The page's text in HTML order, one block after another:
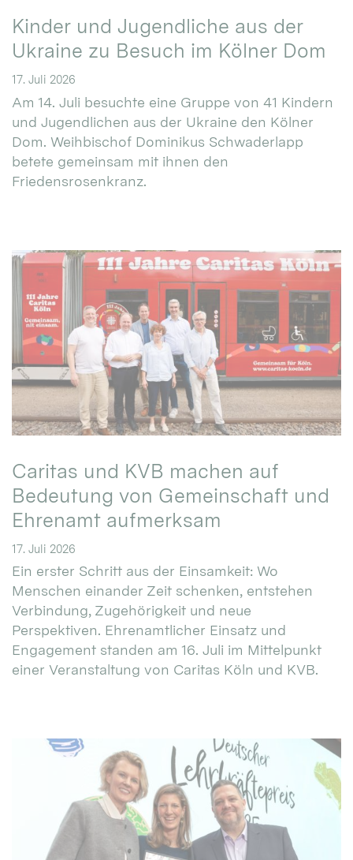
Kinder und Jugendliche aus der
Ukraine zu Besuch im Kölner Dom
17. Juli 2026
Am 14. Juli besuchte eine Gruppe von 41 Kindern
und Jugendlichen aus der Ukraine den Kölner
Dom. Weihbischof Dominikus Schwaderlapp
betete gemeinsam mit ihnen den
Friedensrosenkranz.
Caritas und KVB machen auf
Bedeutung von Gemeinschaft und
Ehrenamt aufmerksam
17. Juli 2026
Ein erster Schritt aus der Einsamkeit: Wo
Menschen einander Zeit schenken, entstehen
Verbindung, Zugehörigkeit und neue
Perspektiven. Ehrenamtlicher Einsatz und
Engagement standen am 16. Juli im Mittelpunkt
einer Veranstaltung von Caritas Köln und KVB.